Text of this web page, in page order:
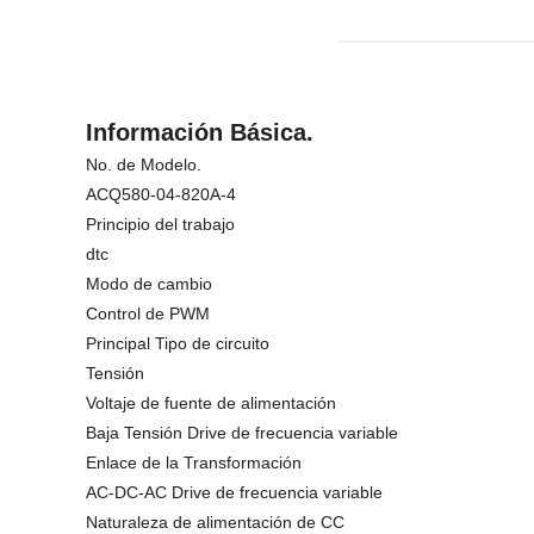
Información Básica.
No. de Modelo.
ACQ580-04-820A-4
Principio del trabajo
dtc
Modo de cambio
Control de PWM
Principal Tipo de circuito
Tensión
Voltaje de fuente de alimentación
Baja Tensión Drive de frecuencia variable
Enlace de la Transformación
AC-DC-AC Drive de frecuencia variable
Naturaleza de alimentación de CC